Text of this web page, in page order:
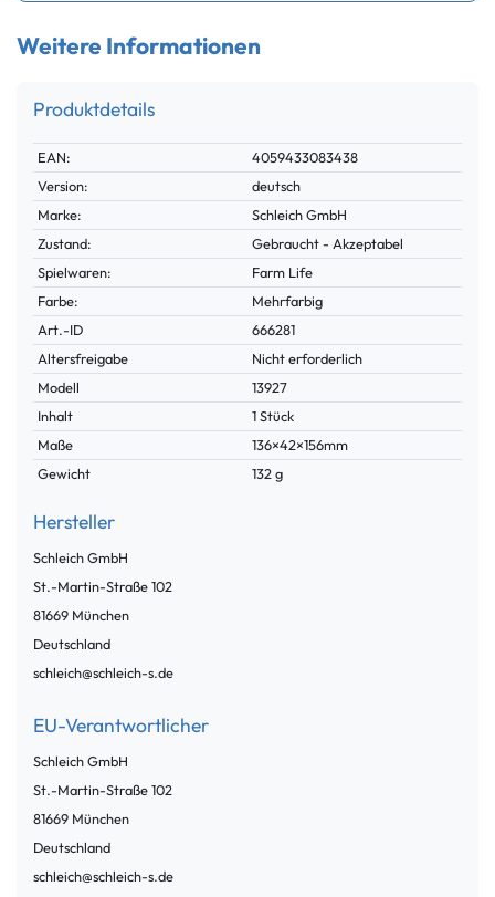
Weitere Informationen
Produktdetails
Technisches
Merkmal
Wert
EAN:
4059433083438
Version:
deutsch
Marke:
Schleich GmbH
Zustand:
Gebraucht - Akzeptabel
Spielwaren:
Farm Life
Farbe:
Mehrfarbig
Technisches
Merkmal
Wert
Art.-ID
666281
Altersfreigabe
Nicht erforderlich
Modell
13927
Inhalt
1 Stück
Maße
136×42×156mm
Gewicht
132 g
Hersteller
Schleich GmbH
St.-Martin-Straße102
81669 München
Deutschland
schleich@schleich-s.de
EU-Verantwortlicher
Schleich GmbH
St.-Martin-Straße102
81669 München
Deutschland
schleich@schleich-s.de